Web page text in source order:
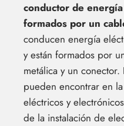
conductor de
formados por un
conducen energía
y están formados por
metálica y un
pueden encontrar en
eléctricos y
de la instalación de